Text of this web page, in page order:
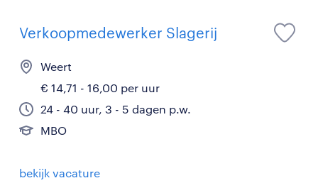
Verkoopmedewerker Slagerij
Weert
€ 14,71 - 16,00 per uur
24 - 40 uur, 3 - 5 dagen p.w.
MBO
bekijk vacature